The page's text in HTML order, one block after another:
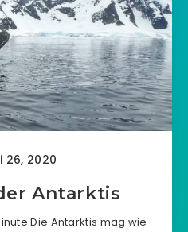
26, 2020
Antarktis
Die Antarktis mag wie